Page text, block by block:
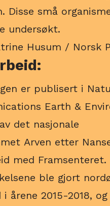
Disse små
undersøkt.
Husum / Norsk
er publisert i
Earth &
det nasjonale
Arven etter
med Framsenteret.
ble gjort
i årene 2015-2018,